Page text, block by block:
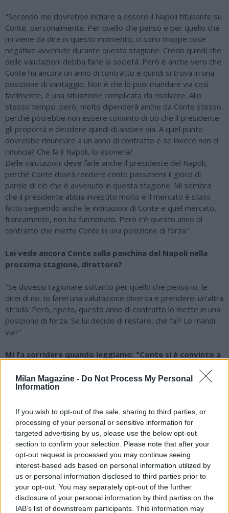
Milan Magazine - Do Not Process My Personal
Information
If you wish to opt-out of the sale, sharing to third parties, or
processing of your personal or sensitive information for
targeted advertising by us, please use the below opt-out
section to confirm your selection. Please note that after your
opt-out request is processed you may continue seeing
interest-based ads based on personal information utilized by
us or personal information disclosed to third parties prior to
your opt-out. You may separately opt-out of the further
disclosure of your personal information by third parties on the
IAB’s list of downstream participants. This information may
"Secondo me dovrebbe iniziare a essere il Napoli titubante su
Conte, personalmente. Per quello che penso e per quello che
mi viene da dire in questo momento, ci sono troppe cose
negative avvenute durante questa stagione. Credo quindi che
delle valutazioni debba farle la società. Però è anche vero che
Conte ha ancora un anno di contratto e quindi si trova in una
posizione di vantaggio. Non è che lo puoi mandare via così
facilmente, è una situazione complicata da risolvere. Allo
stesso tempo, però, molto dipenderà anche da Conte stesso,
perché potrebbe non essere convinto di ciò che il presidente
gli proporrà e decidere quindi di andare via. A quel punto
dovrebbe rinunciare a un anno di contratto e se invece non ci
rinuncia? Che fa il Napoli, lo esonera?
Delle valutazioni deve farle anche il presidente del Napoli,
perché Conte dovrà rendere conto passatemi il gioco di
parole di ciò che è avvenuto in questa stagione. Mi sembra
che il presidente abbia investito molto e il mercato è stato
fatto seguendo anche le indicazioni di Conte e quel mercato,
francamente, non ha funzionato. Però c’è questo anno di
contratto che mette Conte in una posizione di forza".
Lei vede ancora Conte sulla panchina del Napoli nella
prossima stagione, direttore?
"Se dovessi ragionare soltanto per quello che penso io, le
direi di no. Io farei una valutazione diversa e prenderei un’altra
strada. Però, ripeto, questo anno di contratto lo mette in una
posizione di forza. Se lui decide di restare, che fai? Lo mandi
via?"
Mi fa sorridere quando leggiamo: "Conte si è convinto a
perché ha ancora un anno di contratto che lui stesso ha
firmato. Nessuno lo ha obbligato. Quindi magari le
sbaglio?
"Non è che Conte resta perché decide lui: c’è un contratto. È la
società che deve decidere se proseguire con questo
rapporto oppure interromperlo prima e prendere un’altra
strada. A meno che non sia lui a dire al presidente: ‘Guardi, io
non sono convinto di ciò che mi sta proponendo’, e quindi
scelga di dimettersi o trovino un accordo per separarsi. Però
sì, la decisione deve essere soprattutto della società".